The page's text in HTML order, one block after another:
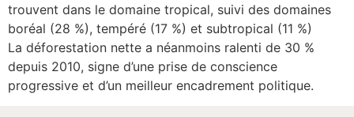
trouvent dans le domaine tropical, suivi des domaines
boréal (28 %), tempéré (17 %) et subtropical (11 %)
La déforestation nette a néanmoins ralenti de 30 %
depuis 2010, signe d’une prise de conscience
progressive et d’un meilleur encadrement politique.